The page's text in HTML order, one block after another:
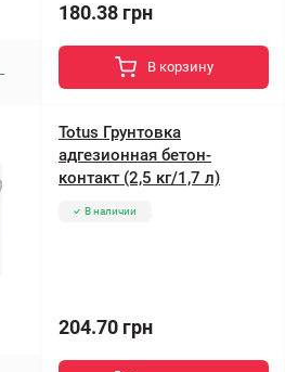
180.38 грн
В корзину
Totus Грунтовка
адгезионная бетон-
контакт (2,5 кг/1,7 л)
В наличии
204.70 грн